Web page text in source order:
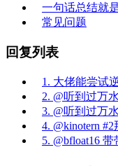
一句话总结就
常见问题
回复列表
1. 大佬能尝试
2. @听到过万
3. @听到过万
4. @kinotern
5. @bfloat16 带